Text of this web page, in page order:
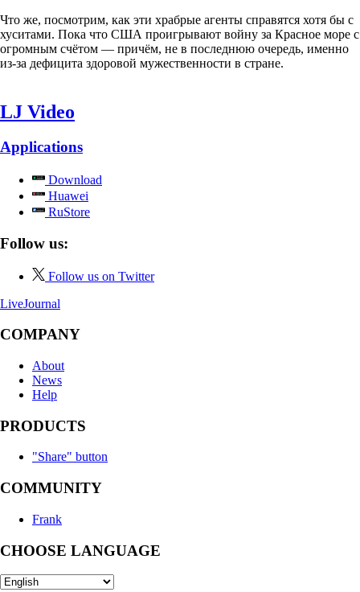
Что же, посмотрим, как эти храбрые агенты справятся хотя бы с
хуситами. Пока что США проигрывают войну за Красное море с
огромным счётом — причём, не в последнюю очередь, именно
из-за дефицита здоровой мужественности в стране.
LJ Video
Applications
Download
Huawei
RuStore
Follow us:
Follow us on Twitter
LiveJournal
COMPANY
About
News
Help
PRODUCTS
"Share" button
COMMUNITY
Frank
CHOOSE LANGUAGE